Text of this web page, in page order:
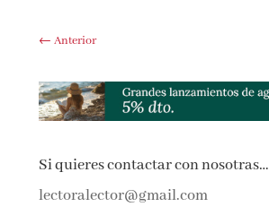
←Anterior
Si quieres contactar con nosotras…
lectoralector@gmail.com